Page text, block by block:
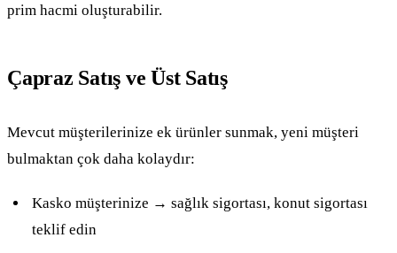
prim hacmi oluşturabilir.
Çapraz Satış ve Üst Satış
Mevcut müşterilerinize ek ürünler sunmak, yeni müşteri
bulmaktan çok daha kolaydır:
Kasko müşterinize → sağlık sigortası, konut sigortası
teklif edin